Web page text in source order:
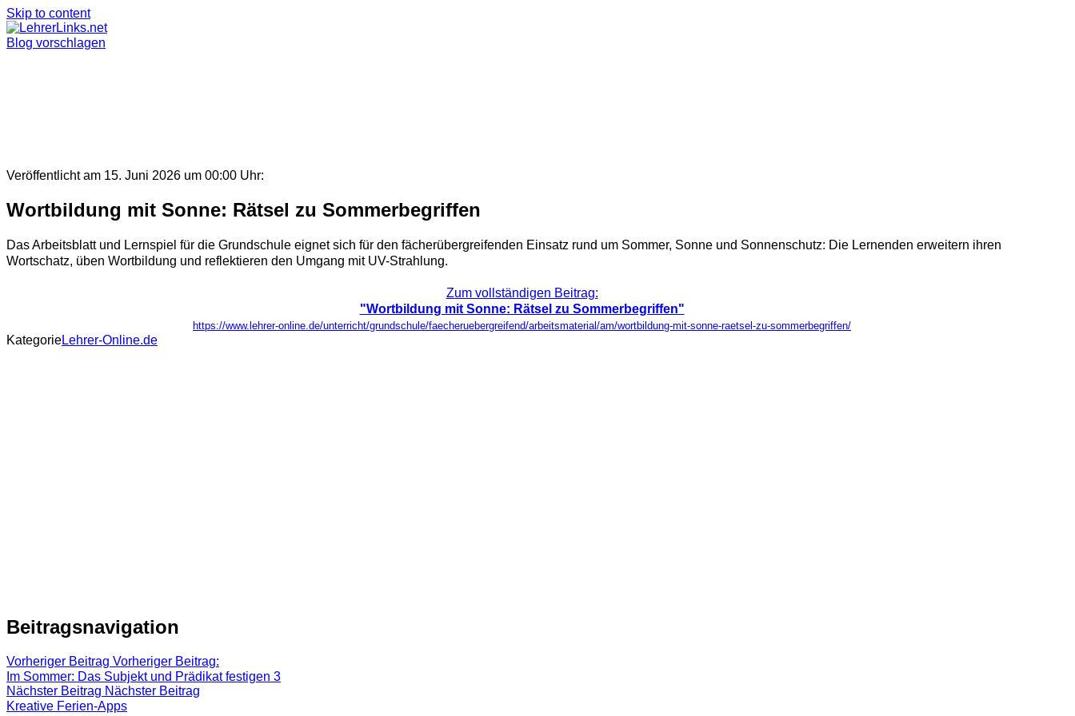
Skip to content
Blog vorschlagen
Veröffentlicht am 15. Juni 2026 um 00:00 Uhr:
Wortbildung mit Sonne: Rätsel zu Sommerbegriffen
Das Arbeitsblatt und Lernspiel für die Grundschule eignet sich für den fächerübergreifenden Einsatz rund um Sommer, Sonne und Sonnenschutz: Die Lernenden erweitern ihren
Wortschatz, üben Wortbildung und reflektieren den Umgang mit UV-Strahlung.
Zum vollständigen Beitrag:
"Wortbildung mit Sonne: Rätsel zu Sommerbegriffen"
https://www.lehrer-online.de/unterricht/grundschule/faecheruebergreifend/arbeitsmaterial/am/wortbildung-mit-sonne-raetsel-zu-sommerbegriffen/
KategorieLehrer-Online.de
Beitragsnavigation
Vorheriger Beitrag Vorheriger Beitrag:
Im Sommer: Das Subjekt und Prädikat festigen 3
Nächster Beitrag Nächster Beitrag
Kreative Ferien-Apps